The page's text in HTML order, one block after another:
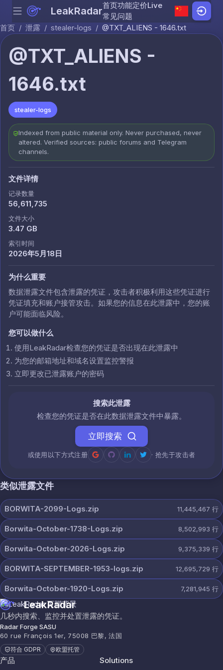
Skip to content
Menu LeakRadar首页功能定价Live
常见问题
首页 / 泄露 / stealer-logs / @TXT_ALIENS - 1646.txt
@TXT_ALIENS -
1646.txt
stealer-logs
Indexed from public material only. Never purchased, never
altered. Verified sources: public forums and Telegram
channels.
文件详情
记录数量
56,611,735
文件大小
3.47 GB
索引时间
2026年5月18日
为什么重要
数据泄露文件包含泄露的凭证，攻击者积极利用这些凭证进行
凭证填充和账户接管攻击。如果您的信息在此泄露中，您的账
户可能面临风险。
您可以做什么
使用LeakRadar检查您的凭证是否出现在此泄露中
为您的邮箱地址和域名设置监控警报
立即更改已泄露账户的密码
搜索此泄露
检查您的凭证是否在此数据泄露文件中暴露。
立即搜索
或使用以下方式注册 · 抢先于攻击者
类似泄露文件
BORWITA-2099-Logs.zip 11,445,467 行
Borwita-October-1738-Logs.zip 8,502,993 行
Borwita-October-2026-Logs.zip 9,375,339 行
BORWITA-SEPTEMBER-1953-logs.zip 12,695,729 行
Borwita-October-1920-Logs.zip 7,281,945 行
LeakRadar
几秒内搜索、监控并处置泄露的凭证。
Radar Forge SASU
60 rue François 1er, 75008 巴黎, 法国
符合 GDPR 欧盟托管
产品 Solutions